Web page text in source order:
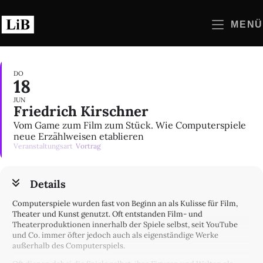
Inhalt
springen
MENÜ
DO
18
JUN
Friedrich Kirschner
Vom Game zum Film zum Stück. Wie Computerspiele
neue Erzählweisen etablieren
Veranstaltungsart Vortrag
Details
Computerspiele wurden fast von Beginn an als Kulisse für Film,
Theater und Kunst genutzt. Oft entstanden Film- und
Theaterproduktionen innerhalb der Spiele selbst, seit YouTube
und Co. immer öfter jedoch auch als eigenständige Werke
außerhalb des Computerspiels.